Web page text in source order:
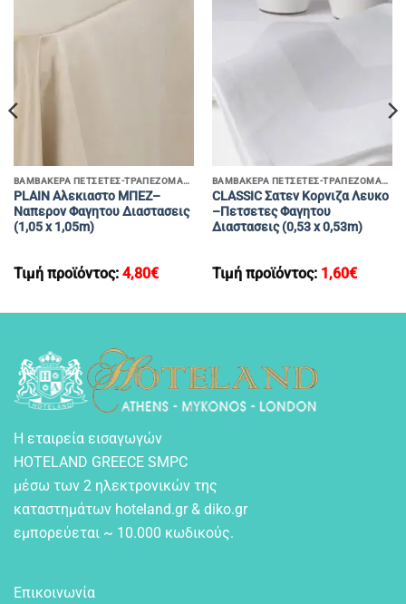
ΒΑΜΒΑΚΕΡΑ ΠΕΤΣΕΤΕΣ-ΤΡΑΠΕΖΟΜΑΝΤΗΛΑ
PLAIN Αλεκιαστο ΜΠΕΖ–
Ναπερον Φαγητου Διαστασεις
(1,05 x 1,05m)
Τιμή προϊόντος: 4,80€
ΒΑΜΒΑΚΕΡΑ ΠΕΤΣΕΤΕΣ-ΤΡΑΠΕΖΟΜΑΝΤΗΛΑ
CLASSIC Σατεν Κορνιζα Λευκο
–Πετσετες Φαγητου
Διαστασεις (0,53 x 0,53m)
Τιμή προϊόντος: 1,60€
Η εταιρεία εισαγωγών
HOTELAND GREECE SMPC
μέσω των 2 ηλεκτρονικών της
καταστημάτων hoteland.gr & diko.gr
εμπορεύεται ~ 10.000 κωδικούς.
Επικοινωνία